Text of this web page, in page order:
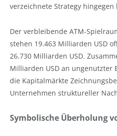
verzeichnete Strategy hingegen
Der verbleibende ATM-
stehen 19.463 Milliarden USD
26.730 Milliarden USD.
Milliarden USD an ungenutzter
die Kapitalmärkte
Unternehmen struktureller
Symbolische Überholung